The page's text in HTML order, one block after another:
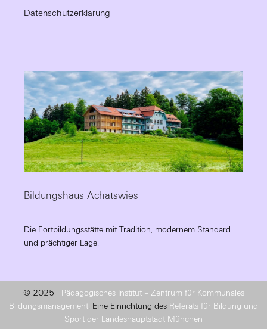
Datenschutzerklärung
Bildungshaus Achatswies
Die Fortbildungsstätte mit Tradition, modernem Standard
und prächtiger Lage.
© 2025 Pädagogisches Institut – Zentrum für Kommunales
Bildungsmanagement. Eine Einrichtung des Referats für Bildung und
Sport der Landeshauptstadt München